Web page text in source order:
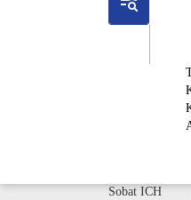
Sobat ICH